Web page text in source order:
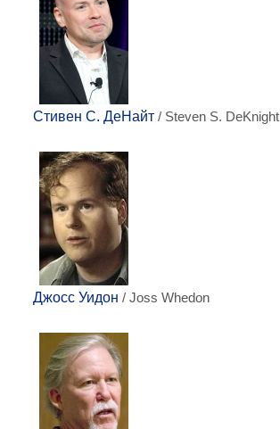
Стивен С. ДеНайт / Steven S. DeKnight
Джосс Уидон / Joss Whedon